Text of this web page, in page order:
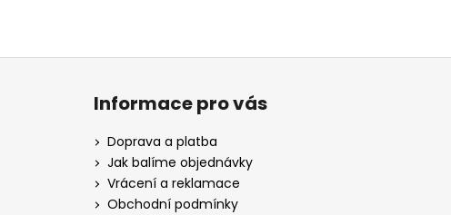
Informace pro vás
Doprava a platba
Jak balíme objednávky
Vrácení a reklamace
Obchodní podmínky